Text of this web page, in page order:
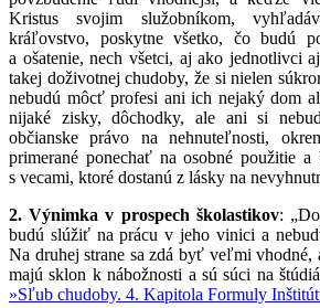
Kristus svojim služobníkom,
kráľovstvo, poskytne všetko, čo budú
a ošatenie, nech všetci, aj ako jednotlivci
takej doživotnej chudoby, že si nielen
nebudú môcť profesi ani ich nejaký dom
nijaké zisky, dôchodky, ale ani si
občianske právo na nehnuteľnosti,
primerané ponechať na osobné použitie a
s vecami, ktoré dostanú z lásky na
2. Výnimka v prospech školastikov:
budú slúžiť na prácu v jeho vinici a
Na druhej strane sa zdá byť veľmi vhodné,
majú sklon k nábožnosti a sú súci na
»Sľub chudoby. 4. Kapitola Formuly